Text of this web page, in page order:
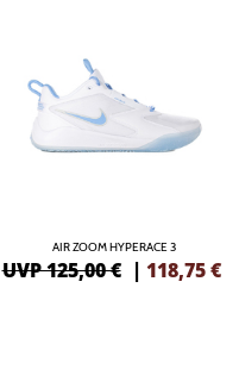
AIR ZOOM HYPERACE 3
UVP 125,00 € | 118,75 €